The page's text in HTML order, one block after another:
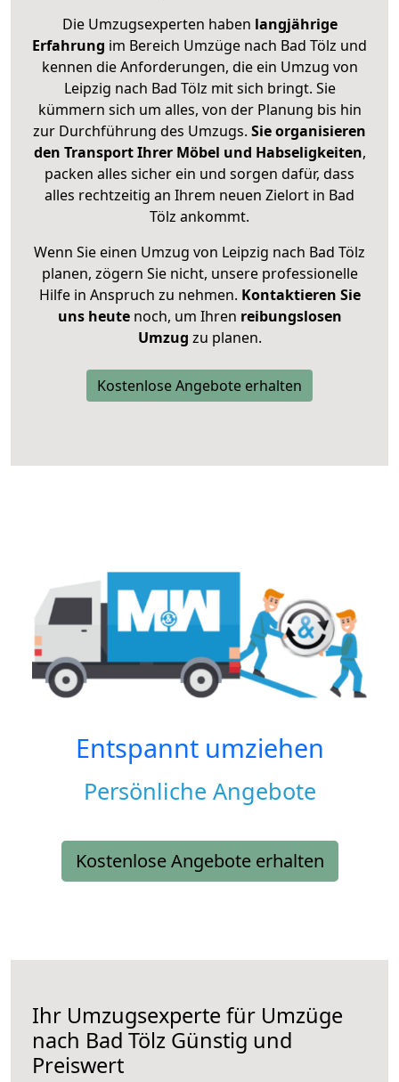
Die Umzugsexperten haben langjährige
Erfahrung im Bereich Umzüge nach Bad Tölz und
kennen die Anforderungen, die ein Umzug von
Leipzig nach Bad Tölz mit sich bringt. Sie
kümmern sich um alles, von der Planung bis hin
zur Durchführung des Umzugs. Sie organisieren
den Transport Ihrer Möbel und Habseligkeiten,
packen alles sicher ein und sorgen dafür, dass
alles rechtzeitig an Ihrem neuen Zielort in Bad
Tölz ankommt.
Wenn Sie einen Umzug von Leipzig nach Bad Tölz
planen, zögern Sie nicht, unsere professionelle
Hilfe in Anspruch zu nehmen. Kontaktieren Sie
uns heutenoch, um Ihren reibungslosen
Umzug zu planen.
Kostenlose Angebote erhalten
Entspannt umziehen
Persönliche Angebote
Kostenlose Angebote erhalten
Ihr Umzugsexperte für Umzüge
nach Bad Tölz Günstig und
Preiswert